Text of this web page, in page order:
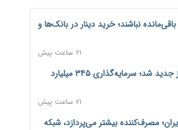
باقی‌مانده نباشند؛ خرید دینار در بانک‌ها و
۲۱ ساعت پیش
جنگ کریدورها وارد فاز جدید شد؛ سرمایه‌گذاری ۳۴۵ میلیارد
۲۱ ساعت پیش
مصرف‌کننده بیشتر می‌پردازد، شبکه